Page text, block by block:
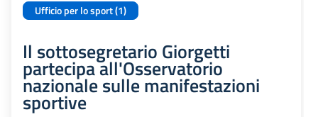
Ufficio per lo sport (1)
Il sottosegretario Giorgetti
partecipa all'Osservatorio
nazionale sulle manifestazioni
sportive